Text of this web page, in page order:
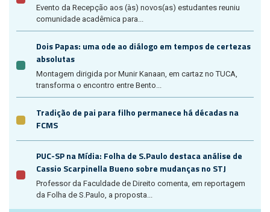
Evento da Recepção aos (às) novos(as) estudantes reuniu
comunidade acadêmica para...
Dois Papas: uma ode ao diálogo em tempos de certezas
absolutas
Montagem dirigida por Munir Kanaan, em cartaz no TUCA,
transforma o encontro entre Bento...
Tradição de pai para filho permanece há décadas na
FCMS
PUC-SP na Mídia: Folha de S.Paulo destaca análise de
Cassio Scarpinella Bueno sobre mudanças no STJ
Professor da Faculdade de Direito comenta, em reportagem
da Folha de S.Paulo, a proposta...